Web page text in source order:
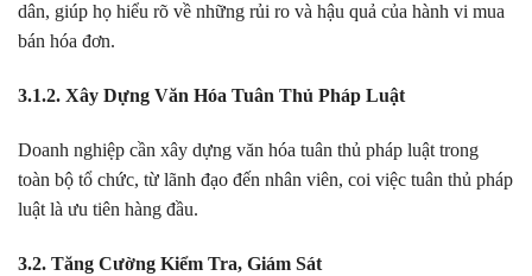
dân, giúp họ hiểu rõ về những rủi ro và hậu quả của hành vi mua
bán hóa đơn.
3.1.2. Xây Dựng Văn Hóa Tuân Thủ Pháp Luật
Doanh nghiệp cần xây dựng văn hóa tuân thủ pháp luật trong
toàn bộ tổ chức, từ lãnh đạo đến nhân viên, coi việc tuân thủ pháp
luật là ưu tiên hàng đầu.
3.2. Tăng Cường Kiểm Tra, Giám Sát